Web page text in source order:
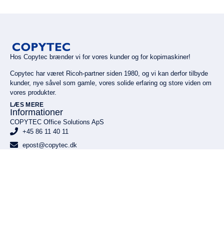
Hos Copytec brænder vi for vores kunder og for kopimaskiner!
Copytec har været Ricoh-partner siden 1980, og vi kan derfor tilbyde
kunder, nye såvel som gamle, vores solide erfaring og store viden om
vores produkter.
LÆS MERE
Informationer
COPYTEC Office Solutions ApS
+45 86 11 40 11
epost@copytec.dk